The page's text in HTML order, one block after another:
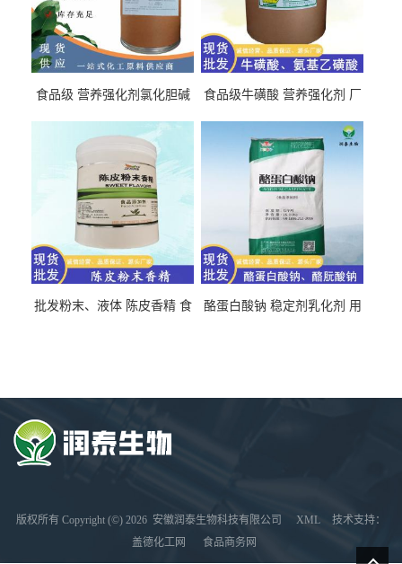
食品级 营养强化剂氯化胆碱
食品级牛磺酸 营养强化剂 厂
批发粉末、液体 陈皮香精 食
酪蛋白酸钠 稳定剂乳化剂 用
版权所有 Copyright (©) 2026 安徽润泰生物科技有限公司 XML
技术支持：
盖德化工网
食品商务网